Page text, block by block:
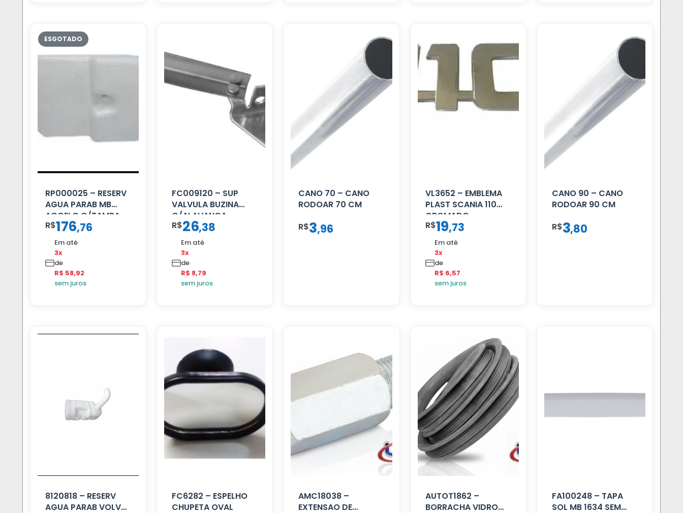
RP000025 – RESERV
AGUA PARAB MB
ACCELO C/TAMPA
R$176,76
Em até
3x
de
R$ 58,92
sem juros
FC009120 – SUP
VALVULA BUZINA
C/ALAVANCA
R$26,38
Em até
3x
de
R$ 8,79
sem juros
CANO 70 – CANO
RODOAR 70 CM
R$3,96
VL3652 – EMBLEMA
PLAST SCANIA 110
CROMADO
R$19,73
Em até
3x
de
R$ 6,57
sem juros
CANO 90 – CANO
RODOAR 90 CM
R$3,80
8120818 – RESERV
AGUA PARAB VOLVO
FC6282 – ESPELHO
CHUPETA OVAL
AMC18038 –
EXTENSAO DE
AUTOT1862 –
BORRACHA VIDRO
FA100248 – TAPA
SOL MB 1634 SEM